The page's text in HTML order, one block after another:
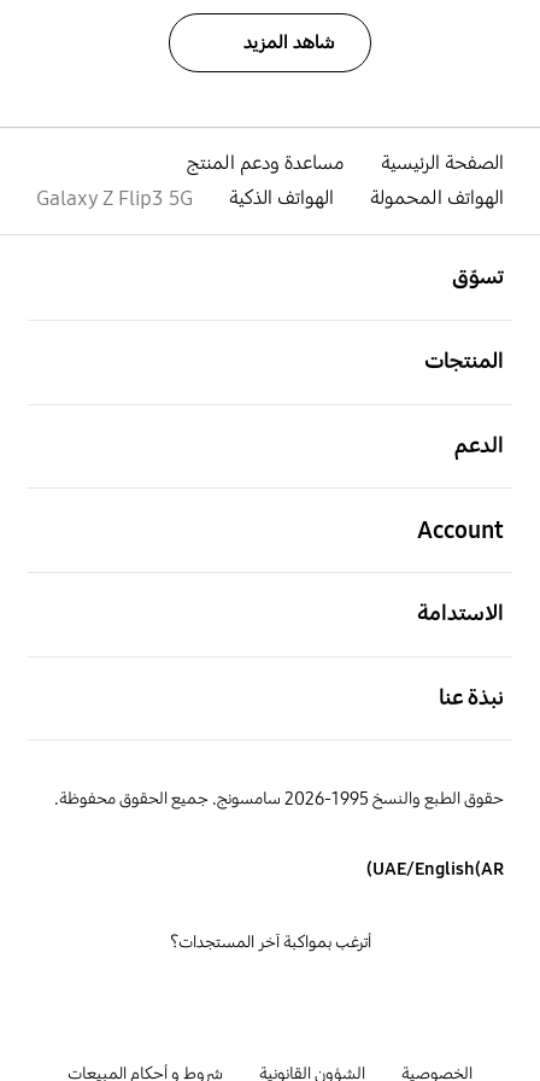
شاهد المزيد
الصفحة الرئيسية
مساعدة ودعم المنتج
الهواتف المحمولة
الهواتف الذكية Galaxy Z Flip3 5G
تسوّق
المنتجات
الدعم
Account
الاستدامة
نبذة عنا
حقوق الطبع والنسخ 1995-2026 سامسونج. جميع الحقوق محفوظة.
UAE/English(AR)
الخصوصية الشؤون القانونية شروط و أحكام المبيعات
أترغب بمواكبة آخر المستجدات؟